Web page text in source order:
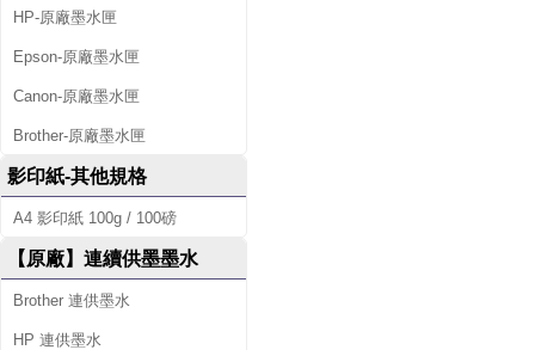
HP-原廠墨水匣
Epson-原廠墨水匣
Canon-原廠墨水匣
Brother-原廠墨水匣
影印紙-其他規格
A4 影印紙 100g / 100磅
【原廠】連續供墨墨水
Brother 連供墨水
HP 連供墨水